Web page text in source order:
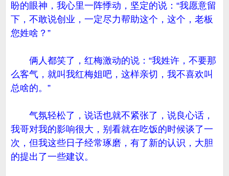
盼的眼神，我心里一阵悸动，坚定的说：“我愿意留
下，不敢说创业，一定尽力帮助这个，这个，老板
您姓啥？”
俩人都笑了，红梅激动的说：“我姓许，不要那
么客气，就叫我红梅姐吧，这样亲切，我不喜欢叫
总啥的。”
气氛轻松了，说话也就不紧张了，说良心话，
我哥对我的影响很大，别看就在吃饭的时候谈了一
次，但我这些日子经常琢磨，有了新的认识，大胆
的提出了一些建议。